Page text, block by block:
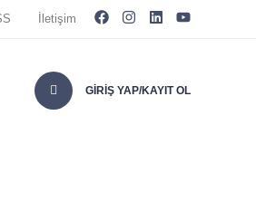
İletişim
GIRIŞ YAP/KAYIT OL